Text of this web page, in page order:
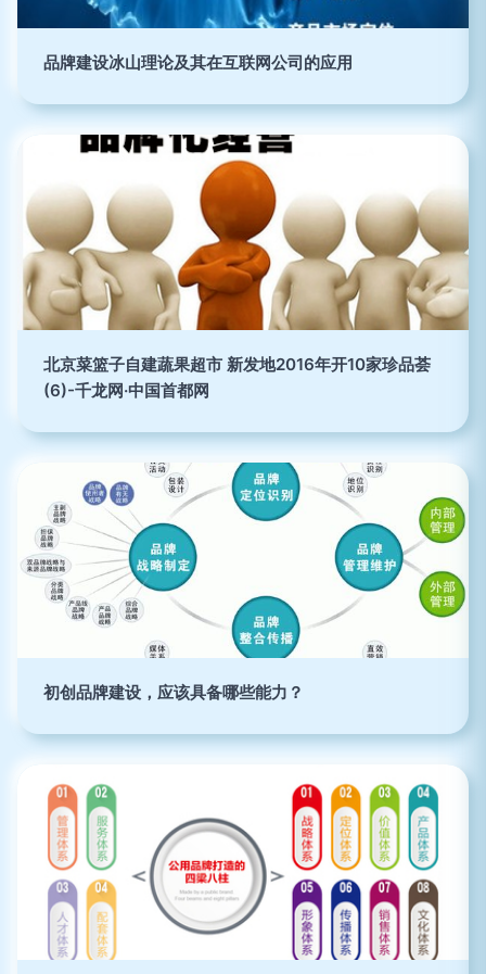
品牌建设冰山理论及其在互联网公司的应用
北京菜篮子自建蔬果超市 新发地2016年开10家珍品荟
(6)-千龙网·中国首都网
初创品牌建设，应该具备哪些能力？